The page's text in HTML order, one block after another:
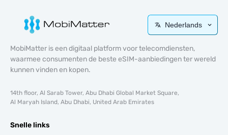
Nederlands
MobiMatter is een digitaal platform voor telecomdiensten,
waarmee consumenten de beste eSIM-aanbiedingen ter wereld
kunnen vinden en kopen.
14th floor, Al Sarab Tower, Abu Dhabi Global Market Square,
Al Maryah Island, Abu Dhabi, United Arab Emirates
Snelle links